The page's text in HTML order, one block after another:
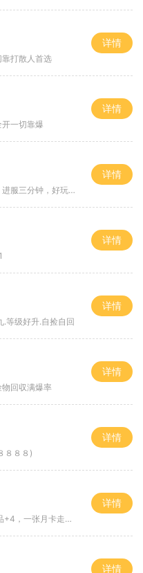
打散人首选
详情
一切靠爆
详情
分钟，好玩一整年。
详情
详情
.等级好升.自捡自回
详情
物回収满爆率
详情
８８８)
详情
，一张月卡走天涯b
详情
详情